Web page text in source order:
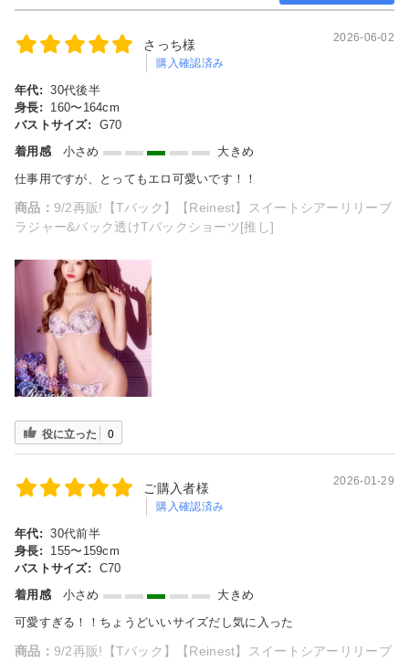
さっち様
購入確認済み
2026-06-02
年代: 30代後半
身長:
160〜164cm
バストサイズ:
G70
着用感
小さめ
大きめ
仕事用ですが、とってもエロ可愛いです！！
商品： 9/2再販!【Tバック】【Reinest】スイートシアーリリーブ
ラジャー&バック透けTバックショーツ[推し]
役に立った 0
ご購入者様
購入確認済み
2026-01-29
年代: 30代前半
身長:
155〜159cm
バストサイズ:
C70
着用感
小さめ
大きめ
可愛すぎる！！ちょうどいいサイズだし気に入った
商品： 9/2再販!【Tバック】【Reinest】スイートシアーリリーブ